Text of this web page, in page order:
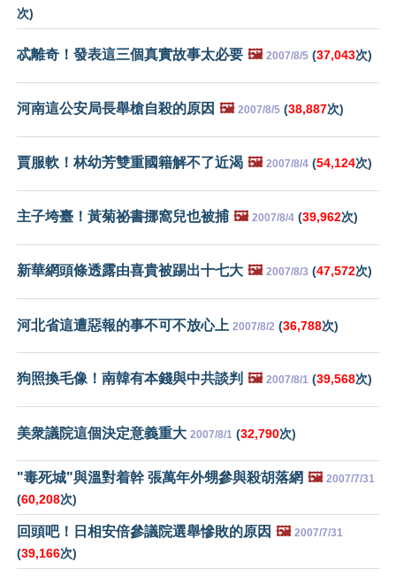
次)
忒離奇！發表這三個真實故事太必要 🖼️ 2007/8/5 (37,043次)
河南這公安局長舉槍自殺的原因 🖼️ 2007/8/5 (38,887次)
賈服軟！林幼芳雙重國籍解不了近渴 🖼️ 2007/8/4 (54,124次)
主子垮臺！黃菊祕書挪窩兒也被捕 🖼️ 2007/8/4 (39,962次)
新華網頭條透露由喜貴被踢出十七大 🖼️ 2007/8/3 (47,572次)
河北省這遭惡報的事不可不放心上 2007/8/2 (36,788次)
狗照換毛像！南韓有本錢與中共談判 🖼️ 2007/8/1 (39,568次)
美衆議院這個決定意義重大 2007/8/1 (32,790次)
"毒死城"與溫對着幹 張萬年外甥參與殺胡落網 🖼️ 2007/7/31
(60,208次)
回頭吧！日相安倍參議院選舉慘敗的原因 🖼️ 2007/7/31
(39,166次)